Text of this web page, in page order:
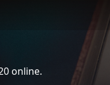
online.